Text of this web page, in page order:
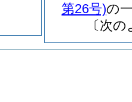
第26号)の
〔次